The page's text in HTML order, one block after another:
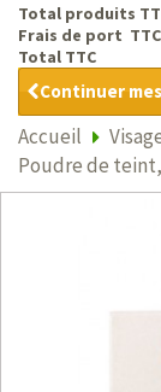
Total produits
Frais de port TTC
Total TTC
Continuer
Accueil
Poudre de